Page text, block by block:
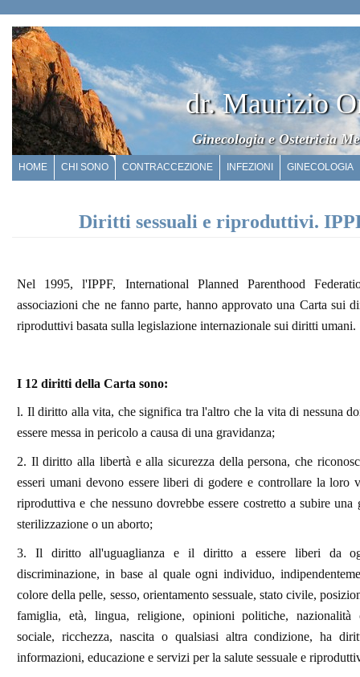
dr. Maurizio
Ginecologia e Ostetricia
HOME CHI SONO CONTRACCEZIONE INFEZIONI GINECOLOGIA
Diritti sessuali e riproduttivi.
Nel 1995, l'IPPF, International Planned Parenthood
associazioni che ne fanno parte, hanno approvato una Carta sui
riproduttivi basata sulla legislazione internazionale sui diritti umani.
I 12 diritti della Carta sono:
l. Il diritto alla vita, che significa tra l'altro che la vita di nessuna
essere messa in pericolo a causa di una gravidanza;
2. Il diritto alla libertà e alla sicurezza della persona, che
esseri umani devono essere liberi di godere e controllare la loro
riproduttiva e che nessuno dovrebbe essere costretto a subire una
sterilizzazione o un aborto;
3. Il diritto all'uguaglianza e il diritto a essere liberi da
discriminazione, in base al quale ogni individuo,
colore della pelle, sesso, orientamento sessuale, stato civile,
famiglia, età, lingua, religione, opinioni politiche, nazionalità
sociale, ricchezza, nascita o qualsiasi altra condizione, ha
informazioni, educazione e servizi per la salute sessuale e